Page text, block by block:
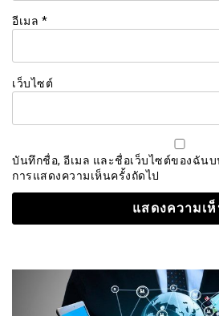
อีเมล *
เว็บไซต์
บันทึกชื่อ, อีเมล และชื่อเว็บไซต์ของฉันบ
การแสดงความเห็นครั้งถัดไป